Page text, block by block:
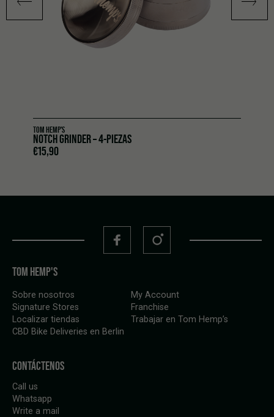
TOM HEMP'S
NOTCH GRINDER – 4-PIEZAS
€15,90
TOM HEMP'S
Sobre nosotros
Signature Stores
Localizar tiendas
CBD Bike Deliveries en Berlin
My Account
Franchise
Trabajar en Tom Hemp’s
CONTÁCTENOS
Call us
Whatsapp
Write a mail